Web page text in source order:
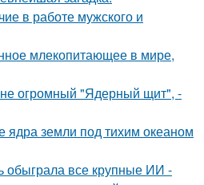
в работе мужского и
млекопитающее в мире,
огромный "Ядерный щит", -
ядра земли под тихим океаном
обыграла все крупные ИИ -